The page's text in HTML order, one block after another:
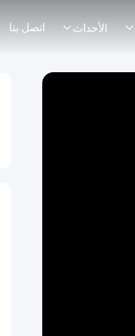
الأحداث اتصل بنا